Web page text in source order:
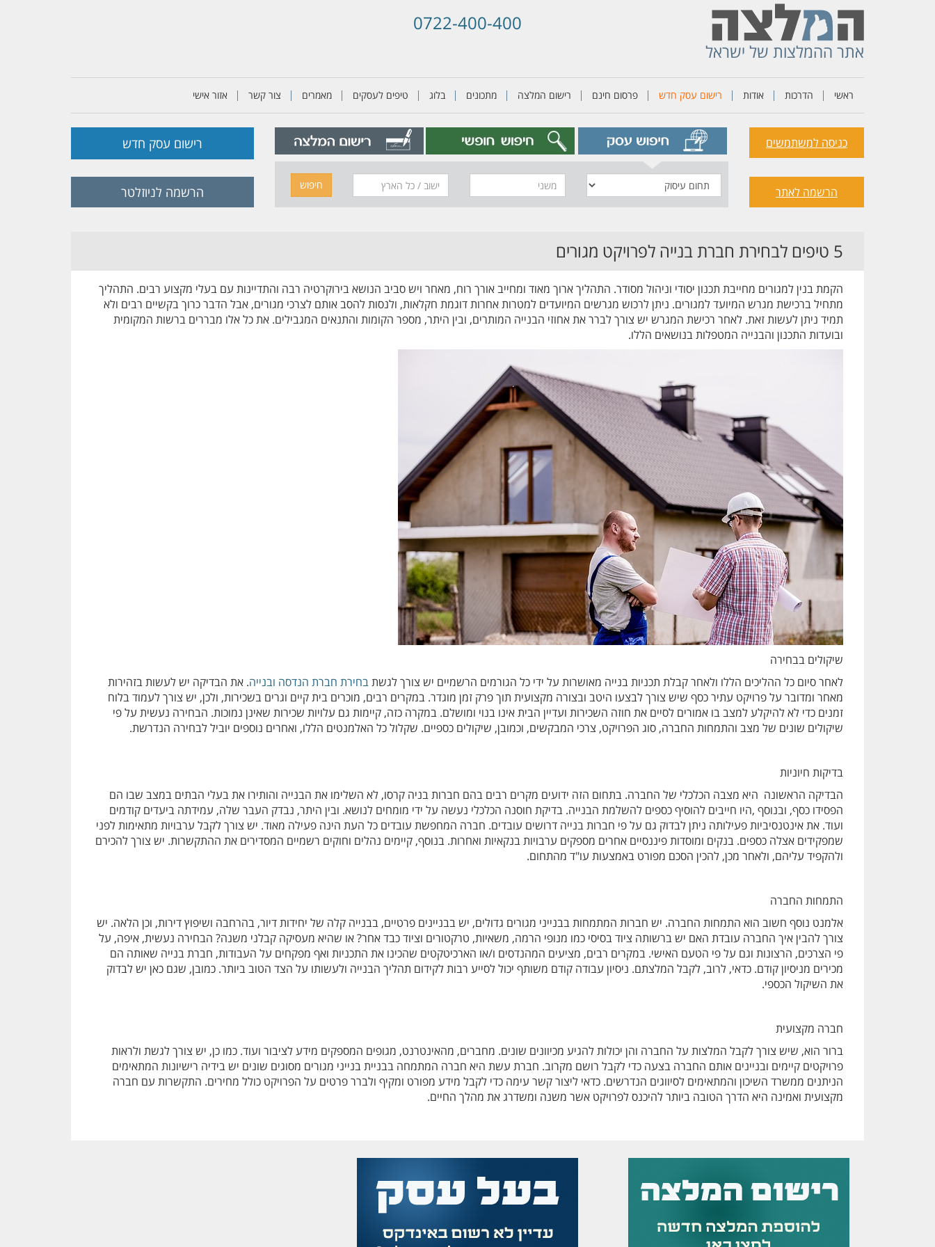
אתר ההמלצות של ישראל
0722-400-400
ראשי הדרכות אודות רישום עסק חדש פרסום חינם רישום המלצה מתכונים בלוג טיפים לעסקים מאמרים צור קשר אזור אישי
עיסוק
חיפוש
כניסה למשתמשים
הרשמה לאתר
רישום עסק חדש
הרשמה לניוזלטר
5 טיפים לבחירת חברת בנייה לפרויקט מגורים
הקמת בנין למגורים מחייבת תכנון יסודי וניהול מסודר. התהליך ארוך מאוד ומחייב אורך רוח, מאחר ויש סביב הנושא בירוקרטיה רבה והתדיינות עם בעלי מקצוע רבים. התהליך
מתחיל ברכישת מגרש המיועד למגורים. ניתן לרכוש מגרשים המיועדים למטרות אחרות דוגמת חקלאות, ולנסות להסב אותם לצרכי מגורים, אבל הדבר כרוך בקשיים רבים ולא
תמיד ניתן לעשות זאת. לאחר רכישת המגרש יש צורך לברר את אחוזי הבנייה המותרים, ובין היתר, מספר הקומות והתנאים המגבילים. את כל אלו מבררים ברשות המקומית
ובועדות התכנון והבנייה המטפלות בנושאים הללו.
שיקולים בבחירה
לאחר סיום כל ההליכים הללו ולאחר קבלת תכניות בנייה מאושרות על ידי כל הגורמים הרשמיים יש צורך לגשתבחירת חברת הנדסה ובנייה. את הבדיקה יש לעשות בזהירות
מאחר ומדובר על פרויקט עתיר כסף שיש צורך לבצעו היטב ובצורה מקצועית תוך פרק זמן מוגדר. במקרים רבים, מוכרים בית קיים וגרים בשכירות, ולכן, יש צורך לעמוד בלוח
זמנים כדי לא להיקלע למצב בו אמורים לסיים את חוזה השכירות ועדיין הבית אינו בנוי ומושלם. במקרה כזה, קיימות גם עלויות שכירות שאינן נמוכות. הבחירה נעשית על פי
שיקולים שונים של מצב והתמחות החברה, סוג הפרויקט, צרכי המבקשים, וכמובן, שיקולים כספיים. שקלול כל האלמנטים הללו, ואחרים נוספים יוביל לבחירה הנדרשת.
בדיקות חיוניות
הבדיקה הראשונה היא מצבה הכלכלי של החברה. בתחום הזה ידועים מקרים רבים בהם חברות בניה קרסו, לא השלימו את הבנייה והותירו את בעלי הבתים במצב שבו הם
הפסידו כסף, ובנוסף ,היו חייבים להוסיף כספים להשלמת הבנייה. בדיקת חוסנה הכלכלי נעשה על ידי מומחים לנושא. ובין היתר, נבדק העבר שלה, עמידתה ביעדים קודמים
ועוד. את אינטנסיביות פעילותה ניתן לבדוק גם על פי חברות בנייה דרושים עובדים. חברה המחפשת עובדים כל העת הינה פעילה מאוד. יש צורך לקבל ערבויות מתאימות לפני
שמפקידים אצלה כספים. בנקים ומוסדות פיננסיים אחרים מספקים ערבויות בנקאיות ואחרות. בנוסף, קיימים נהלים וחוקים רשמיים המסדירים את ההתקשרות. יש צורך להכירם
ולהקפיד עליהם, ולאחר מכן, להכין הסכם מפורט באמצעות עו"ד מהתחום.
התמחות החברה
אלמנט נוסף חשוב הוא התמחות החברה. יש חברות המתמחות בבנייני מגורים גדולים, יש בבניינים פרטיים, בבנייה קלה של יחידות דיור, בהרחבה ושיפוץ דירות, וכן הלאה. יש
צורך להבין איך החברה עובדת האם יש ברשותה ציוד בסיסי כמו מנופי הרמה, משאיות, טרקטורים וציוד כבד אחר? או שהיא מעסיקה קבלני משנה? הבחירה נעשית, איפה, על
פי הצרכים, הרצונות וגם על פי הטעם האישי. במקרים רבים, מציעים המהנדסים ו/או הארכיטקטים שהכינו את התכניות ואף מפקחים על העבודות, חברת בנייה שאותה הם
מכירים מניסיון קודם. כדאי, לרוב, לקבל המלצתם. ניסיון עבודה קודם משותף יכול לסייע רבות לקידום תהליך הבנייה ולעשותו על הצד הטוב ביותר. כמובן, שגם כאן יש לבדוק
את השיקול הכספי.
חברה מקצועית
ברור הוא, שיש צורך לקבל המלצות על החברה והן יכולות להגיע מכיוונים שונים. מחברים, מהאינטרנט, מגופים המספקים מידע לציבור ועוד. כמו כן, יש צורך לגשת ולראות
פרויקטים קיימים ובניינים אותם החברה בצעה כדי לקבל רושם מקרוב. חברת עשת היא חברה המתמחה בבניית בנייני מגורים מסוגים שונים יש בידיה רישיונות המתאימים
הניתנים ממשרד השיכון והמתאימים לסיווגים הנדרשים. כדאי ליצור קשר עימה כדי לקבל מידע מפורט ומקיף ולברר פרטים על הפרויקט כולל מחירים. התקשרות עם חברה
מקצועית ואמינה היא הדרך הטובה ביותר להיכנס לפרויקט אשר משנה ומשדרג את מהלך החיים.